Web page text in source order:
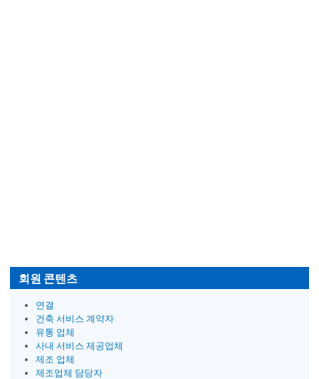
회원 콘텐츠
연결
건축 서비스 계약자
유통 업체
사내 서비스 제공업체
제조 업체
제조업체 담당자